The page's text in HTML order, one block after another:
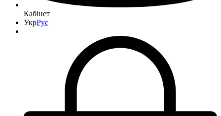
Кабінет
УкрРус